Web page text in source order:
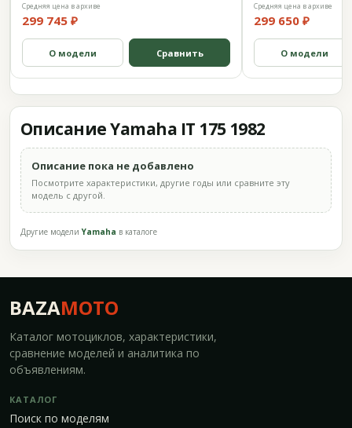
Средняя цена в архиве
299 745 ₽
О модели Сравнить
Средняя цена в архиве
299 650 ₽
О модели
Описание Yamaha IT 175 1982
Описание пока не добавлено
Посмотрите характеристики, другие годы или сравните эту
модель с другой.
Другие моделиYamaha в каталоге
BAZAMOTO
Каталог мотоциклов, характеристики,
сравнение моделей и аналитика по
объявлениям.
КАТАЛОГ
Поиск по моделям